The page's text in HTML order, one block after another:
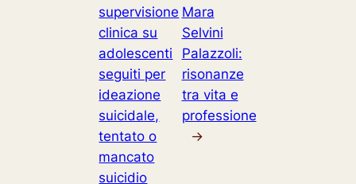
supervisione
clinica su
adolescenti
seguiti per
ideazione
suicidale,
tentato o
mancato
suicidio
Mara
Selvini
Palazzoli:
risonanze
tra vita e
professione
→